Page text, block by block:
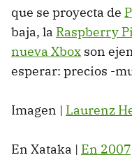
que se proyecta de
baja, la Raspberry Pi
nueva Xbox son
esperar: precios -
Imagen | Laurenz
En Xataka | En